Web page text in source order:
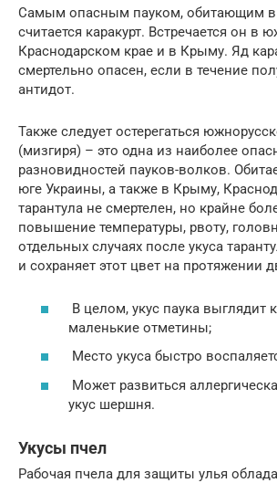
Самым опасным пауком, обитающим в
считается каракурт. Встречается он в
Краснодарском крае и в Крыму. Яд
смертельно опасен, если в течение
антидот.
Также следует остерегаться
(мизгиря) – это одна из наиболее
разновидностей пауков-волков.
юге Украины, а также в Крыму,
тарантула не смертелен, но крайне
повышение температуры, рвоту,
отдельных случаях после укуса
и сохраняет этот цвет на протяжении
В целом, укус паука выглядит
маленькие отметины;
Место укуса быстро
Может развиться
укус шершня.
Укусы пчел
Рабочая пчела для защиты улья